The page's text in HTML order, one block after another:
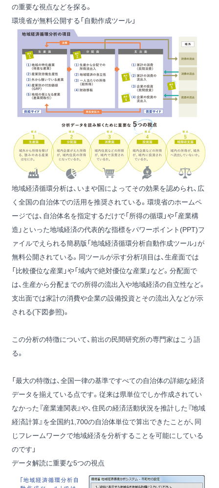
の重要な視点などを探る。
環境省が無料公開する「自動作成ツール」
地域経済循環分析は、いまや国によってその効果を認められ、広
く全国の自治体での活用を推奨されている。環境省のホームペ
ージでは、自治体名を指定するだけで「所得の循環」や「産業構
造」といった地域経済の代表的な指標をパワーポイント(PPT)フ
ァイルでえられる簡易版「地域経済循環分析自動作成ツール」が
無料公開されている。同ツールが示す分析項目は、生産面では
「比較優位な産業」や「域内で絶対優位な産業」など。分配面で
は、生産から分配までの所得の流出入や地域経済の自立性など。
支出面では家計の消費や企業の設備投資とその流出入などが示
される(下図参照)。
この分析の特徴について、前出の民間研究所の専門家はこう語
る。
「最大の特徴は、全国一律の基準ですべての自治体の詳細な経済
データを揃えている点です。従来は県単位でしか作成されてい
なかった『産業連関表』や、住民の経済活動状況を推計した『地域
経済計算』を全国約1,700の自治体単位で算出できたことが、同
じフレームワークで地域経済を分析することを可能にしている
のです」
データ解読に重要な5つの視点